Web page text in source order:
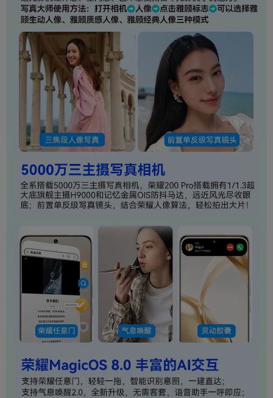
传感器
指纹识别 屏幕指纹
面容识别 支持
支持
光线感应 支持
距离感应 支持
连接与传输
WiFi标准 WiFi 6
导航 Galileo,内置GPS,支持A-GPS,支持Glonass,北斗
蓝牙5.3
耳机接口 Type-C
数据接口 Type-C
传输协议 USB 2.0
WLAN协议 802.11 a/b/g/n/ac/ax，2x2 MIMO
WLAN频率 2.4GHz，5GHz